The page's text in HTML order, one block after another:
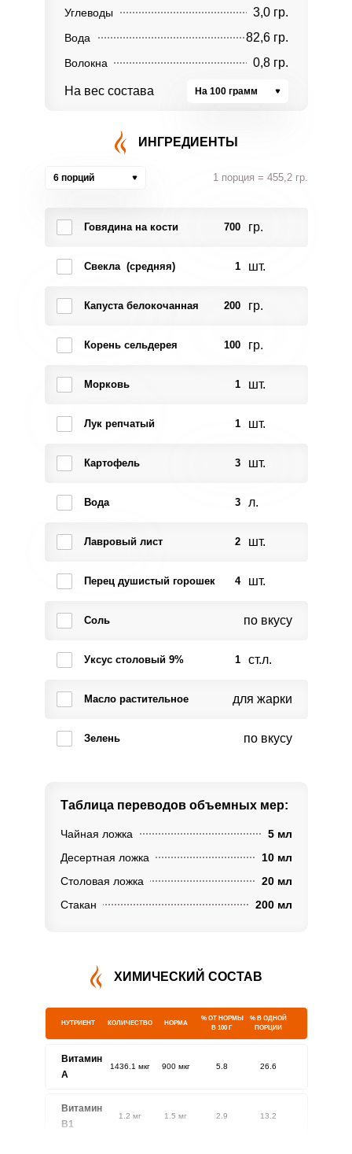
Углеводы 3,0 гр.
Вода 82,6 гр.
Волокна 0,8 гр.
На вес состава На 100 грамм
ИНГРЕДИЕНТЫ
6 порций 1 порция = 455,2 гр.
Говядина на кости 700 гр.
Свекла (средняя) 1 шт.
Капуста белокочанная 200 гр.
Корень сельдерея 100 гр.
Морковь 1 шт.
Лук репчатый 1 шт.
Картофель 3 шт.
Вода 3 л.
Лавровый лист 2 шт.
Перец душистый горошек 4 шт.
Соль по вкусу
Уксус столовый 9% 1 ст.л.
Масло растительное для жарки
Зелень по вкусу
Таблица переводов объемных мер:
Чайная ложка
5 мл
Десертная ложка
10 мл
Столовая ложка
20 мл
Стакан
200 мл
ХИМИЧЕСКИЙ СОСТАВ
НУТРИЕНТ КОЛИЧЕСТВО НОРМА
% ОТ НОРМЫ
В 100 Г
% В ОДНОЙ
ПОРЦИИ
Витамин
A
1436.1 мкг 900 мкг 5.8 26.6
Витамин
В1
1.2 мг 1.5 мг 2.9 13.2